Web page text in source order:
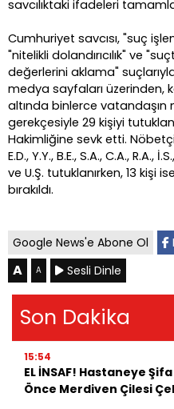
savcılıktaki ifadeleri
Cumhuriyet savcısı, "suç
"nitelikli dolandırıcılık" ve
değerlerini aklama"
medya sayfaları üzerinden,
altında binlerce
gerekçesiyle 29 kişiyi
Hakimliğine sevk etti.
E.D., Y.Y., B.E., S.A., C.A., R.A.,
ve U.Ş. tutuklanırken, 13 kişi
bırakıldı.
Google News'e Abone Ol
A A Sesli Dinle
Son Dakika
15:54
EL İNSAF! Hastaneye
Önce Merdiven Çilesi